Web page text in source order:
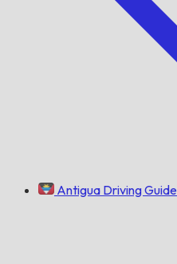
Antigua Driving Guide